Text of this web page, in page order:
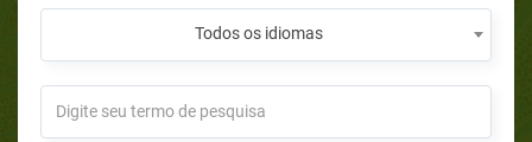
Todos os idiomas